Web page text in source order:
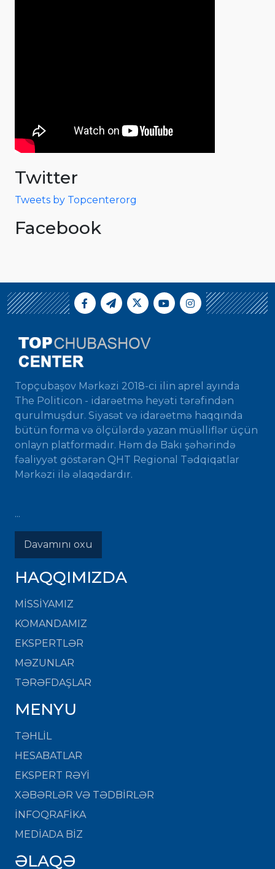
Twitter
Tweets by Topcenterorg
Facebook
Topçubaşov Mərkəzi 2018-ci ilin aprel ayında
The Politicon - idarəetmə heyəti tərəfindən
qurulmuşdur. Siyasət və idarəetmə haqqında
bütün forma və ölçülərdə yazan müəlliflər üçün
onlayn platformadır. Həm də Bakı şəhərində
fəaliyyət göstərən QHT Regional Tədqiqatlar
Mərkəzi ilə əlaqədardır.
...
Davamını oxu
HAQQIMIZDA
MISSIYAMIZ
KOMANDAMIZ
EKSPERTLƏR
MƏZUNLAR
TƏRƏFDAŞLAR
MENYU
TƏHLİL
HESABATLAR
EKSPERT RƏYİ
XƏBƏRLƏR VƏ TƏDBİRLƏR
İNFOQRAFİKA
MEDİADA BİZ
ƏLAQƏ